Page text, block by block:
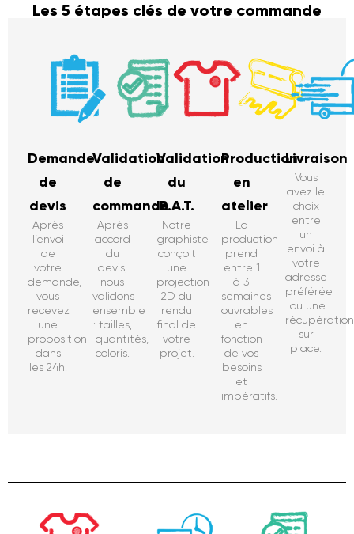
Les 5 étapes clés de votre commande
Demande
de
devis
Après
l’envoi
de
votre
demande,
vous
recevez
une
proposition
dans
les 24h.
Validation
de
commande
Après
accord
du
devis,
nous
validons
ensemble
: tailles,
quantités,
coloris.
Validation
du
B.A.T.
Notre
graphiste
conçoit
une
projection
2D du
rendu
final de
votre
projet.
Production
en
atelier
La
production
prend
entre 1
à 3
semaines
ouvrables
en
fonction
de vos
besoins
et
impératifs.
Livraison
Vous
avez le
choix
entre
un
envoi à
votre
adresse
préférée
ou une
récupération
sur
place.